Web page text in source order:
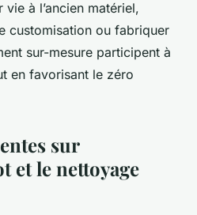
à l’ancien matériel,
customisation ou fabriquer
sur-mesure participent à
en favorisant le zéro
sur
et le nettoyage